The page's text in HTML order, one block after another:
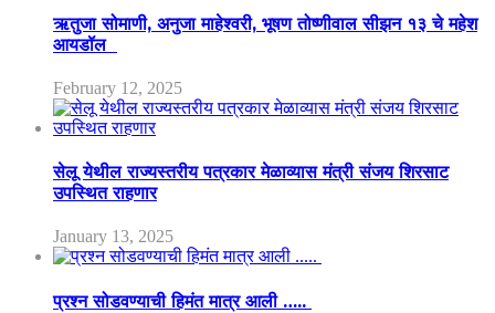
ऋतुजा सोमाणी, अनुजा माहेश्वरी, भूषण तोष्णीवाल सीझन १३ चे महेश
आयडॉल
February 12, 2025
सेलू येथील राज्यस्तरीय पत्रकार मेळाव्यास मंत्री संजय शिरसाट
उपस्थित राहणार
January 13, 2025
प्रश्न सोडवण्याची हिमंत मात्र आली …..